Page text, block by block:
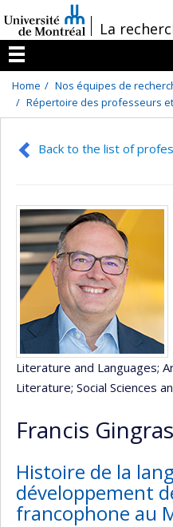
au
contenu
/La
Menu
Home
Nos équipes de
Répertoire des professeurs
Back to the list of
Literature and Languages;
Literature; Social Sciences
Francis Gingras
Histoire de la
développement
francophone au